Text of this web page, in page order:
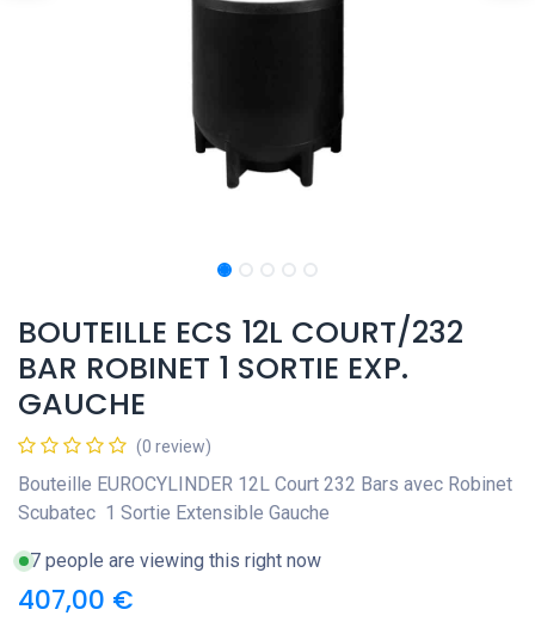
BOUTEILLE ECS 12L COURT/232
BAR ROBINET 1 SORTIE EXP.
GAUCHE
(0 review)
Bouteille EUROCYLINDER 12L Court 232 Bars avec Robinet
Scubatec 1 Sortie Extensible Gauche
7 people are viewing this right now
407,00 €